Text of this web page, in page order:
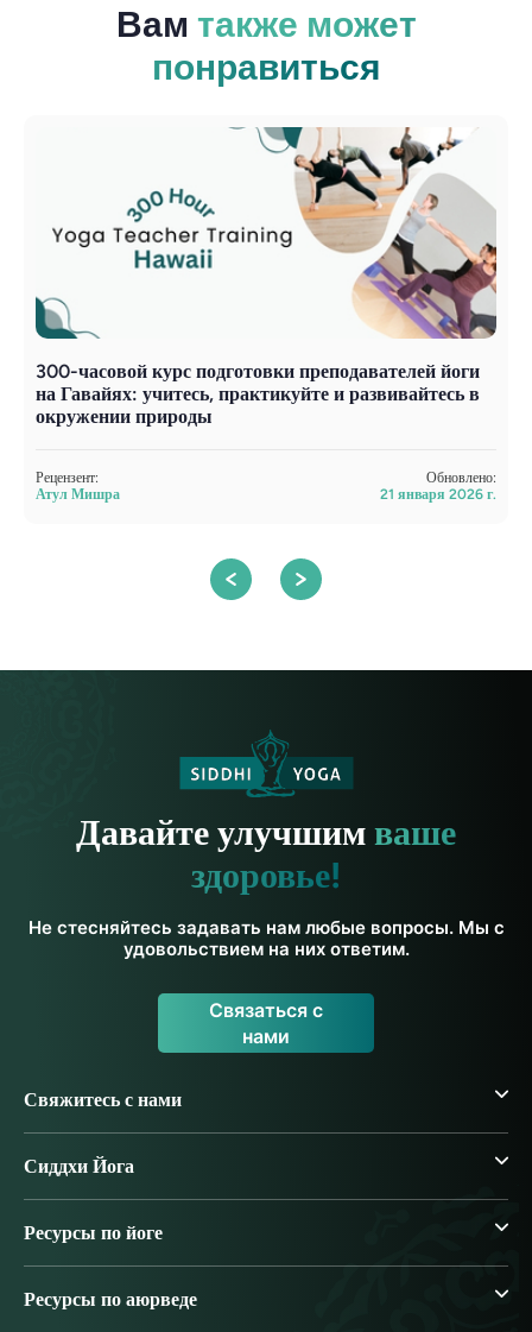
Вам также может
понравиться
300-часовой курс подготовки преподавателей йоги
на Гавайях: учитесь, практикуйте и развивайтесь в
окружении природы
Рецензент:
Атул Мишра
Обновлено:
21 января 2026 г.
Давайте улучшимваше
здоровье!
Не стесняйтесь задавать нам любые вопросы. Мы с
удовольствием на них ответим.
Связаться с
нами
Свяжитесь с нами
Сиддхи Йога
Ресурсы по йоге
Ресурсы по аюрведе